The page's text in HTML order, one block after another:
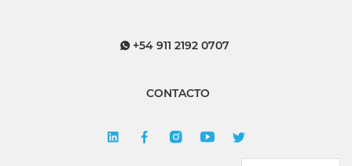
+54 911 2192 0707
CONTACTO